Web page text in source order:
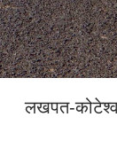
लखपत-